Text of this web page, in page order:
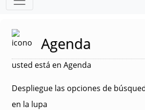
Agenda
usted está en Agenda
Despliegue las opciones de
en la lupa